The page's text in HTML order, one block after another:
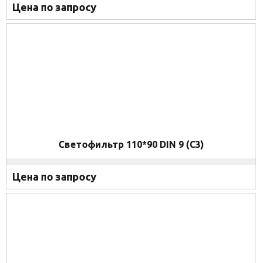
Цена по запросу
Светофильтр 110*90 DIN 9 (C3)
Цена по запросу